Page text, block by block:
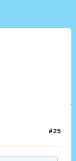
#25